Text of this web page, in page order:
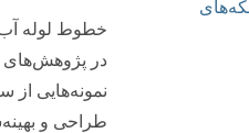
خطوط لوله آب
در پژوهش‌های
نمونه‌هایی از
طراحی و